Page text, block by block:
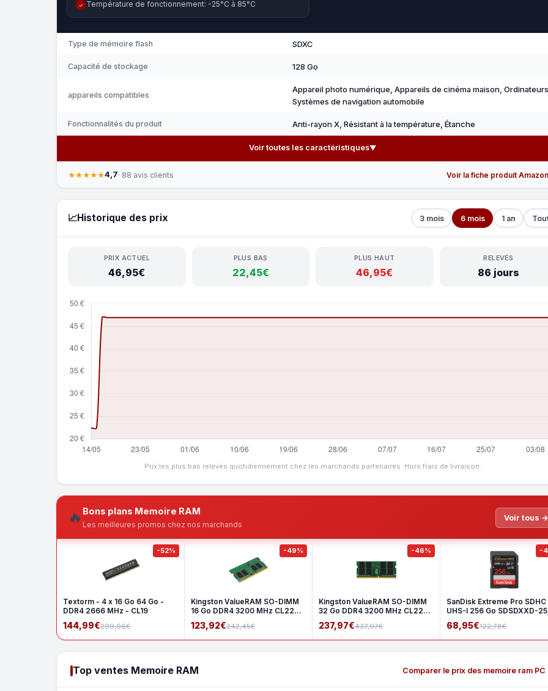
✓ Température de fonctionnement: -25°C à 85°C
Type de mémoire flash SDXC
Capacité de stockage 128 Go
appareils compatibles
Appareil photo numérique, Appareils de cinéma maison,
Systèmes de navigation automobile
Fonctionnalités du produit Anti-rayon X, Résistant à la température, Étanche
Voir toutes les caractéristiques▼
★★★★★4,7· 88 avis clients Voir la fiche produit
📈Historique des prix 3 mois 6 mois 1 an
PRIX ACTUEL
46,95€
PLUS BAS
22,45€
PLUS HAUT
46,95€
RELEVÉS
86 jours
Prix les plus bas relevés quotidiennement chez les marchands partenaires. Hors frais de livraison.
🔥 Bons plans Memoire RAM
Les meilleures promos chez nos marchands
Voir tous →
-52%
Textorm - 4 x 16 Go 64 Go -
DDR4 2666 MHz - CL19
144,99€299,96€
-49%
Kingston ValueRAM SO-DIMM
16 Go DDR4 3200 MHz CL22
1Rx8
123,92€242,45€
-46%
Kingston ValueRAM SO-DIMM
32 Go DDR4 3200 MHz CL22
2Rx8
237,97€437,97€
-
SanDisk Extreme Pro SDHC
UHS-I 256 Go SDSDXXD-
GN4I
68,95€122,78€
Top ventes Memoire RAM Comparer le prix des memoire ram